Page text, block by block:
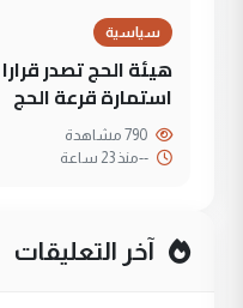
سياسية
هيئة الحج تصدر
استمارة قرعة الحج
--منذ 23 ساعة
آخر التعليقات